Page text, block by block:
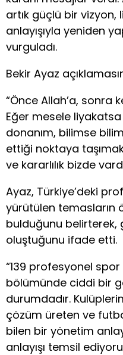
artık güçlü bir
anlayışıyla yeniden
vurguladı.
Bekir Ayaz
“Önce Allah’a, sonra
Eğer mesele
donanım, bilimse
ettiği noktaya
ve kararlılık bizde
Ayaz, Türkiye’deki
yürütülen temasların
bulduğunu belirterek,
oluştuğunu ifade etti.
“139 profesyonel
bölümünde ciddi bir
durumdadır.
çözüm üreten ve
bilen bir yönetim
anlayışı temsil